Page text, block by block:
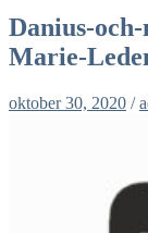
Danius-
Marie-
oktober 30, 2020 /